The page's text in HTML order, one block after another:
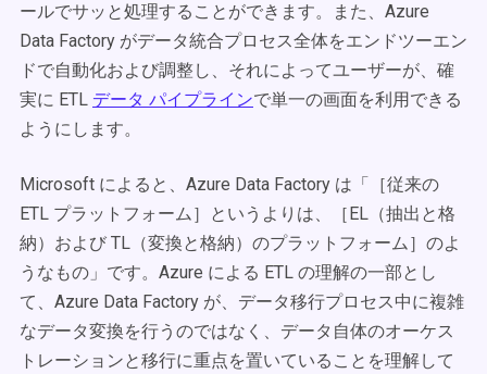
ールでサッと処理することができます。また、Azure
Data Factory がデータ統合プロセス全体をエンドツーエン
ドで自動化および調整し、それによってユーザーが、確
実に ETL データ パイプラインで単一の画面を利用できる
ようにします。
Microsoft によると、Azure Data Factory は「［従来の
ETL プラットフォーム］というよりは、［EL（抽出と格
納）および TL（変換と格納）のプラットフォーム］のよ
うなもの」です。Azure による ETL の理解の一部とし
て、Azure Data Factory が、データ移行プロセス中に複雑
なデータ変換を行うのではなく、データ自体のオーケス
トレーションと移行に重点を置いていることを理解して